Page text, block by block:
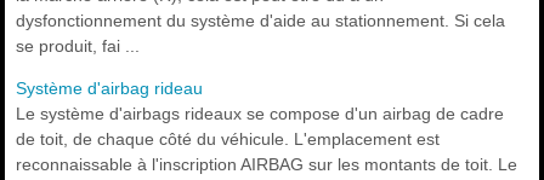
dysfonctionnement du système d'aide au stationnement. Si cela
se produit, fai ...
Système d'airbag rideau
Le système d'airbags rideaux se compose d'un airbag de cadre
de toit, de chaque côté du véhicule. L'emplacement est
reconnaissable à l'inscription AIRBAG sur les montants de toit. Le